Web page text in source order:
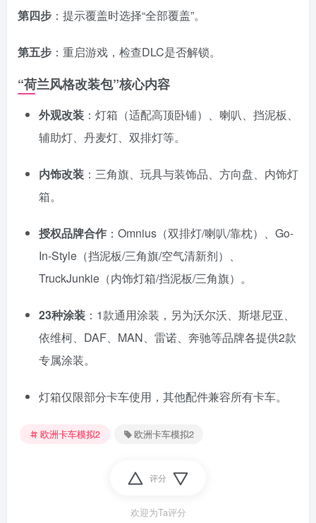
第四步 ：提示覆盖时选择“全部覆盖”。
第五步 ：重启游戏，检查DLC是否解锁。
“荷兰风格改装包”核心内容
外观改装 ：灯箱（适配高顶卧铺）、喇叭、挡泥板、
辅助灯、丹麦灯、双排灯等。
内饰改装 ：三角旗、玩具与装饰品、方向盘、内饰灯
箱。
授权品牌合作 ：Omnius（双排灯/喇叭/靠枕）、Go-
In-Style（挡泥板/三角旗/空气清新剂）、
TruckJunkie（内饰灯箱/挡泥板/三角旗）。
23种涂装 ：1款通用涂装，另为沃尔沃、斯堪尼亚、
依维柯、DAF、MAN、雷诺、奔驰等品牌各提供2款
专属涂装。
灯箱仅限部分卡车使用，其他配件兼容所有卡车。
欧洲卡车模拟2 欧洲卡车模拟2
评分
欢迎为Ta评分